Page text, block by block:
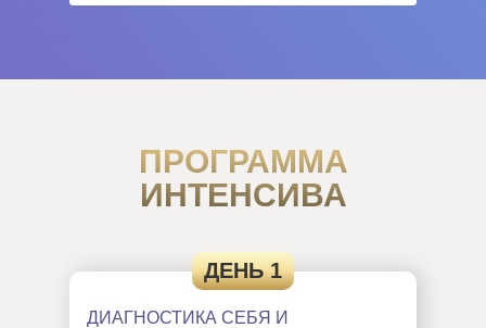
ПРОГРАММА
ИНТЕНСИВА
ДИАГНОСТИКА СЕБЯ И
ДЕНЬ 1